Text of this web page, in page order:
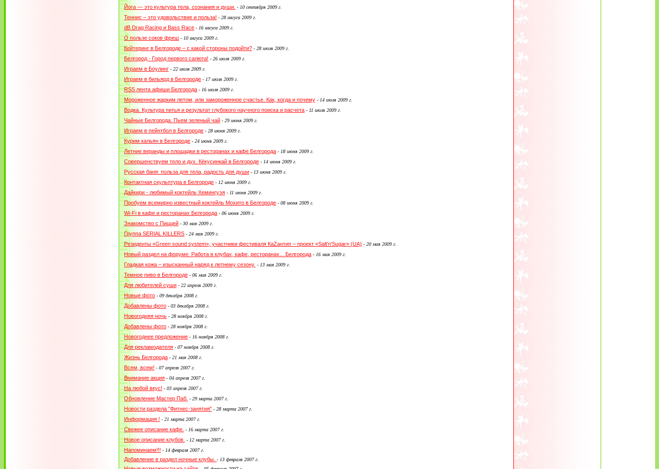
Йога — это культура тела, сознания и души. - 10 сентября 2009 г.
Теннис – это удовольствие и польза! - 28 авгуса 2009 г.
dB Drag Racing и Bass Race - 16 авгуса 2009 г.
О пользе соков фреш - 10 авгуса 2009 г.
Кейтеринг в Белгороде – с какой стороны подойти? - 28 июля 2009 г.
Белгород - Город первого салюта! - 26 июля 2009 г.
Играем в Боулинг - 22 июля 2009 г.
Играем в бильярд в Белгороде - 17 июля 2009 г.
RSS лента афиши Белгорода - 16 июля 2009 г.
Мороженное жарким летом, или замороженное счастье. Как, когда и почему - 14 июля 2009 г.
Водка. Культура питья и результат глубокого научного поиска и расчета - 11 июля 2009 г.
Чайные Белгорода. Пьем зеленый чай - 29 июня 2009 г.
Играем в пейнтбол в Белгороде - 28 июня 2009 г.
Курим кальян в Белгороде - 24 июня 2009 г.
Летние веранды и площадки в ресторанах и кафе Белгорода - 18 июня 2009 г.
Совершенствуем тело и дух. Кёкусинкай в Белгороде - 14 июня 2009 г.
Русская баня: польза для тела, радость для души - 13 июня 2009 г.
Контактная скульптура в Белгороде - 12 июня 2009 г.
Дайкири - любимый коктейль Хемингуэя - 11 июня 2009 г.
Пробуем всемирно известный коктейль Мохито в Белгороде - 08 июня 2009 г.
Wi-Fi в кафе и ресторанах Белгорода - 06 июня 2009 г.
Знакомство с Пиццей - 30 мая 2009 г.
Группа SERIAL KILLERS - 24 мая 2009 г.
Резиденты «Green sound system», участники фестиваля КаZантип – проект «Salt'n'Sugar» (UA) - 20 мая 2009 г.
Новый раздел на форуме. Работа в клубах, кафе, ресторанах... Белгорода - 16 мая 2009 г.
Гладкая кожа – изысканный наряд к летнему сезону. - 13 мая 2009 г.
Темное пиво в Белгороде - 06 мая 2009 г.
Для любителей суши - 22 апреля 2009 г.
Новые фото - 09 декабря 2008 г.
Добавлены фото - 03 декабря 2008 г.
Новогодняя ночь - 28 ноября 2008 г.
Добавлены фото - 28 ноября 2008 г.
Новогоднее предложение - 16 ноября 2008 г.
Для рекламодателя - 07 ноября 2008 г.
Жизнь Белгорода - 21 мая 2008 г.
Всем, всем! - 07 апреля 2007 г.
Внимание акция - 04 апреля 2007 г.
На любой вкус! - 03 апреля 2007 г.
Обновление Мастер Паб. - 29 марта 2007 г.
Новости раздела "Фитнес-занятия" - 28 марта 2007 г.
Информация ! - 21 марта 2007 г.
Свежее описание кафе. - 16 марта 2007 г.
Новое описание клубов. - 12 марта 2007 г.
Напоминаем!!! - 14 февраля 2007 г.
Добавление в раздел ночные клубы. - 13 февраля 2007 г.